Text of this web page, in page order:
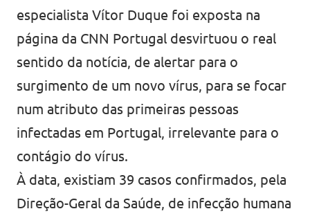
especialista Vítor Duque foi exposta na
página da CNN Portugal desvirtuou o real
sentido da notícia, de alertar para o
surgimento de um novo vírus, para se focar
num atributo das primeiras pessoas
infectadas em Portugal, irrelevante para o
contágio do vírus.
À data, existiam 39 casos confirmados, pela
Direção-Geral da Saúde, de infecção humana